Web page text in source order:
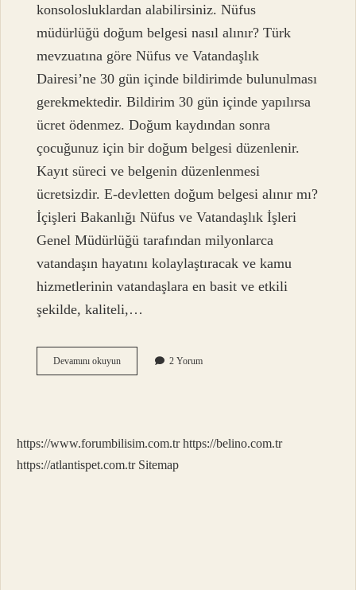
konsolosluklardan alabilirsiniz. Nüfus
müdürlüğü doğum belgesi nasıl alınır? Türk
mevzuatına göre Nüfus ve Vatandaşlık
Dairesi’ne 30 gün içinde bildirimde bulunulması
gerekmektedir. Bildirim 30 gün içinde yapılırsa
ücret ödenmez. Doğum kaydından sonra
çocuğunuz için bir doğum belgesi düzenlenir.
Kayıt süreci ve belgenin düzenlenmesi
ücretsizdir. E-devletten doğum belgesi alınır mı?
İçişleri Bakanlığı Nüfus ve Vatandaşlık İşleri
Genel Müdürlüğü tarafından milyonlarca
vatandaşın hayatını kolaylaştıracak ve kamu
hizmetlerinin vatandaşlara en basit ve etkili
şekilde, kaliteli,…
Devamını okuyunYetişkinler
Için
2 Yorum
https://www.forumbilisim.com.tr https://belino.com.tr
https://atlantispet.com.tr Sitemap